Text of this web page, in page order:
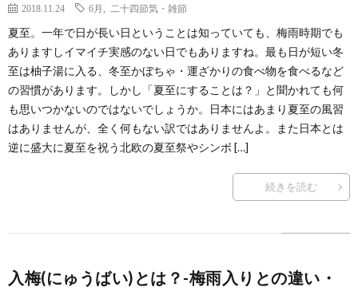
2018.11.24 6月 二十四節気・雑節
夏至。一年で日が長い日ということは知っていても、梅雨時期でも
ありますしイマイチ実感のない日でもありますね。最も日が短い冬
至は柚子湯に入る、冬至かぼちゃ・運ざかりの食べ物を食べるなど
の習慣があります。しかし「夏至にすることは？」と聞かれても何
も思いつかないのではないでしょうか。日本にはあまり夏至の風習
はありませんが、全く何もない訳ではありませんよ。また日本とは
逆に盛大に夏至を祝う北欧の夏至祭やシンボ […]
続きを読む
入梅(にゅうばい)とは？-梅雨入りとの違い・